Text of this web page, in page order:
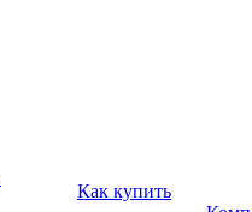
Как купить